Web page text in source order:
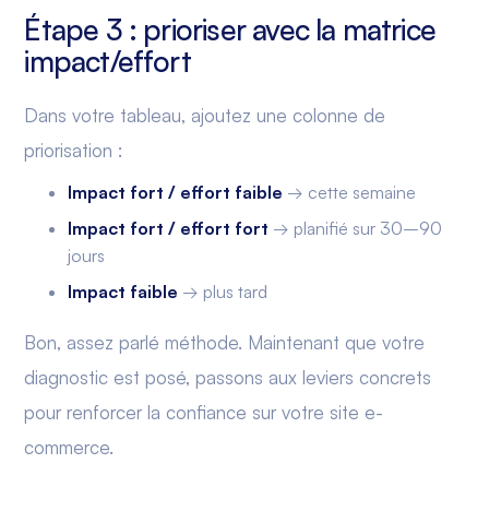
Étape 3 : prioriser avec la matrice
impact/effort
Dans votre tableau, ajoutez une colonne de
priorisation :
Impact fort / effort faible → cette semaine
Impact fort / effort fort → planifié sur 30–90
jours
Impact faible → plus tard
Bon, assez parlé méthode. Maintenant que votre
diagnostic est posé, passons aux leviers concrets
pour renforcer la confiance sur votre site e-
commerce.